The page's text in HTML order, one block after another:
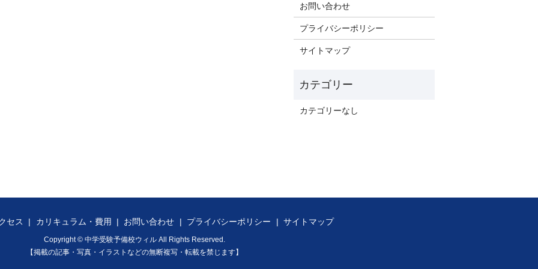
お問い合わせ
プライバシーポリシー
サイトマップ
カテゴリーなし
セス カリキュラム・費用 お問い合わせ プライバシーポリシー サイトマップ
Copyright © 中学受験予備校ウィル All Rights Reserved.
【掲載の記事・写真・イラストなどの無断複写・転載を禁じます】